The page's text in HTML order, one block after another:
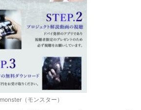
monster（モンスター）